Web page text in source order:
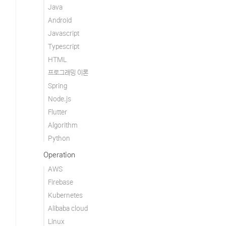
Java
Android
Javascript
Typescript
HTML
프로그래밍 이론
Spring
Node.js
Flutter
Algorithm
Python
Operation
AWS
Firebase
Kubernetes
Alibaba cloud
Linux